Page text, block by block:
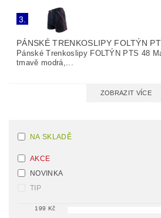
3.
PÁNSKÉ TRENKOSLIPY FOLTÝN
Pánské Trenkoslipy FOLTÝN PTS 48
tmavě modrá,...
ZOBRAZIT VÍCE
NA SKLADĚ
AKCE
NOVINKA
TIP
199 Kč